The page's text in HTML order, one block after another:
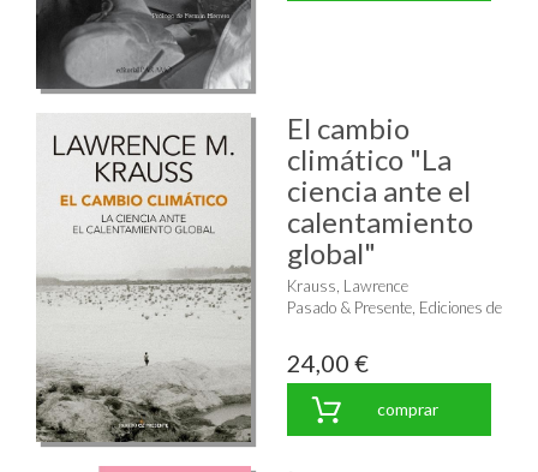
El cambio
climático "La
ciencia ante el
calentamiento
global"
Krauss, Lawrence
Pasado & Presente, Ediciones de
24,00 €
comprar